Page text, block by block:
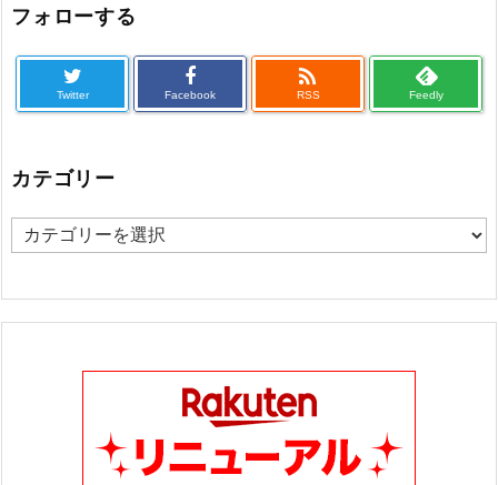
フォローする
Twitter Facebook

RSS Feedly
カテゴリー
カ
ゴ